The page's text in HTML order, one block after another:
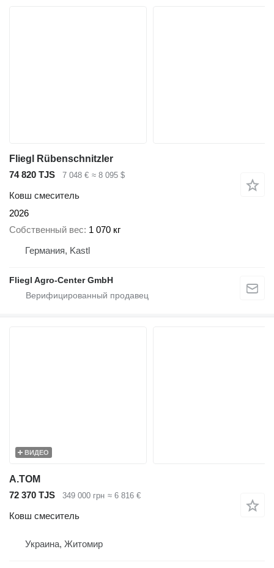
Fliegl Rübenschnitzler
74 820 TJS
7 048 € ≈ 8 095 $
Ковш смеситель
2026
Собственный вес 1 070 кг
Германия, Kastl
Fliegl Agro-Center GmbH
ВИДЕО
A.TOM
72 370 TJS
349 000 грн ≈ 6 816 €
Ковш смеситель
Украина, Житомир